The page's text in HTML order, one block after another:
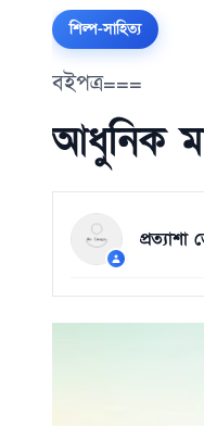
শিল্প-সাহিত্য
বইপত্র===
আধুনিক
প্রত্যাশা